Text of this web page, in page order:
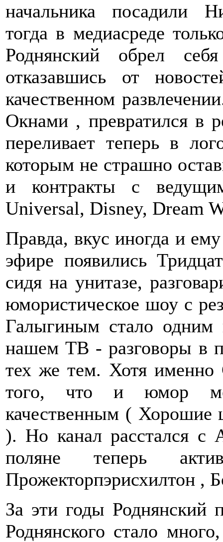
начальника посадили
тогда в медиасреде
Роднянский обрел
отказавшись от
качественном
Окнами , превратился в
переливает теперь в
которым не страшно
и контракты с
Universal, Disney, Dream
Правда, вкус иногда и
эфире появились
сидя на унитазе,
юмористическое шоу с
Галыгиным стало
нашем ТВ - разговоры в
тех же тем. Хотя именно
того, что и юмор
качественным ( Хорошие
). Но канал расстался с
поляне теперь
Прожекторпэрисхилтон ,
За эти годы Роднянский
Роднянского стало